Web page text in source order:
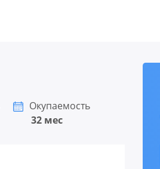
Окупаемость
32 мес